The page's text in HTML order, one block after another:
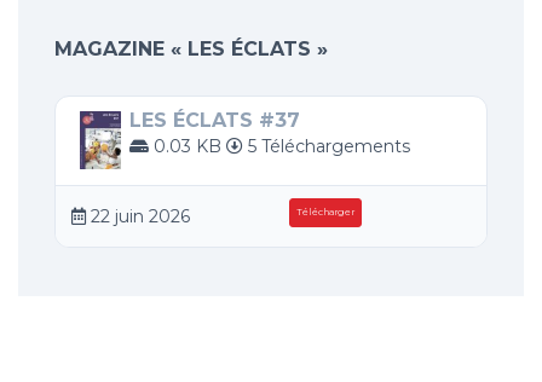
MAGAZINE « LES ÉCLATS »
LES ÉCLATS #37
0.03 KB 5 Téléchargements
22 juin 2026 Télécharger